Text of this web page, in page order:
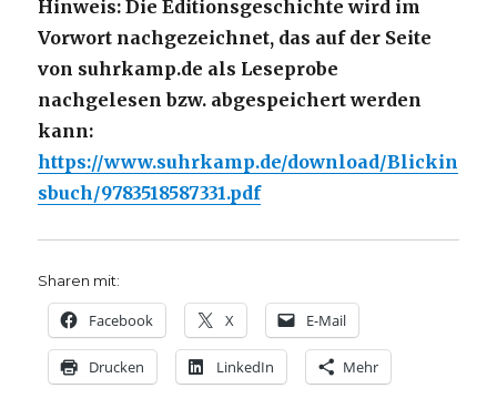
Hinweis: Die Editionsgeschichte wird im
Vorwort nachgezeichnet, das auf der Seite
von suhrkamp.de als Leseprobe
nachgelesen bzw. abgespeichert werden
kann:
https://www.suhrkamp.de/download/Blickin
sbuch/9783518587331.pdf
Sharen mit:
Facebook X E-Mail
Drucken LinkedIn Mehr